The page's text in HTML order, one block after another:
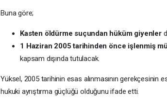
Buna göre;
Kasten öldürme suçundan hüküm giyenler
1 Haziran 2005 tarihinden önce işlenmiş
kapsam dışında tutulacak.
Yüksel, 2005 tarihinin esas alınmasının gerekçesinin
hukuki ayrıştırma güçlüğü olduğunu ifade etti.